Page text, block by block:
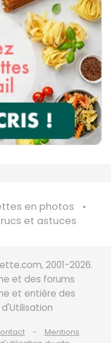
en photos
et astuces
2001-2026.
et des forums
et entière des
Mentions